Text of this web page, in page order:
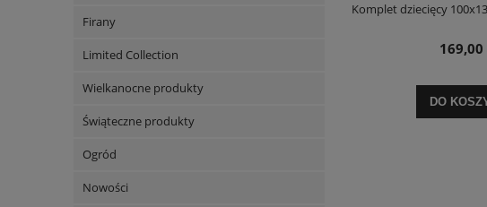
Firany
Limited Collection
Wielkanocne produkty
Świąteczne produkty
Ogród
Nowości
Komplet dziecięcy
169,00
DO